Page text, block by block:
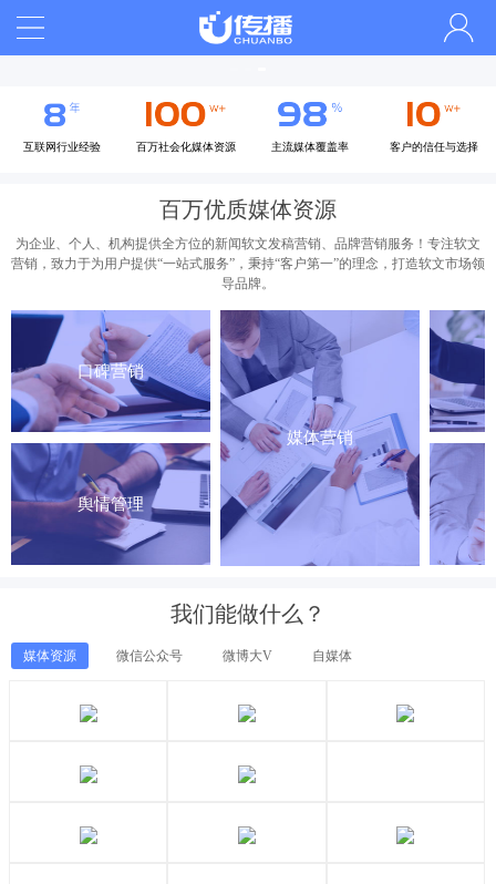
互联网行业经验 百万社会化媒体资源 主流媒体覆盖率 客户的信任与选择
百万优质媒体资源
为企业、个人、机构提供全方位的新闻软文发稿营销、品牌营销服务！专注软文
营销，致力于为用户提供“一站式服务”，秉持“客户第一”的理念，打造软文市场领
导品牌。
口碑营销
舆情管理
媒体营销
我们能做什么？
媒体资源 微信公众号 微博大V 自媒体